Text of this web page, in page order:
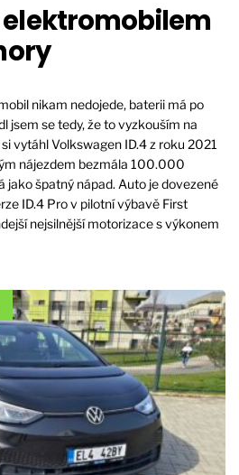
nikam nedojede, baterii má po
jsem se tedy, že to vyzkouším na
vytáhl Volkswagen ID.4 z roku 2021
nájezdem bezmála 100.000
jako špatný nápad. Auto je dovezené
ID.4 Pro v pilotní výbavě First
nejsilnější motorizace s výkonem